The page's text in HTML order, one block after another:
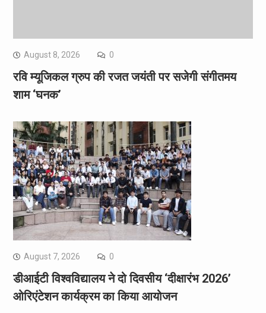
August 8, 2026 0
रवि म्यूजिकल ग्रुप की रजत जयंती पर सजेगी संगीतमय
शाम ‘घनक’
August 7, 2026 0
डीआईटी विश्वविद्यालय ने दो दिवसीय ‘दीक्षारंभ 2026’
ओरिएंटेशन कार्यक्रम का किया आयोजन